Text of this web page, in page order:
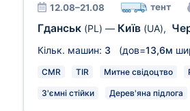
12.08–21.08 тент
Гданськ (PL) — Київ (UA),
Кільк. машин: 3 (дов=13,6м
CMR TIR Митне свідоцтво
З'ємні стійки Дерев'яна підлога